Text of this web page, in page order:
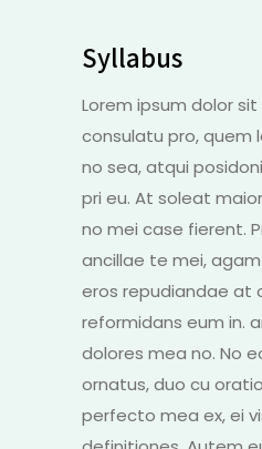
Syllabus
Lorem ipsum dolor
consulatu pro, quem
no sea, atqui
pri eu. At soleat
no mei case fierent.
ancillae te mei,
eros repudiandae at
reformidans eum in.
dolores mea no. No
ornatus, duo cu
perfecto mea ex, ei